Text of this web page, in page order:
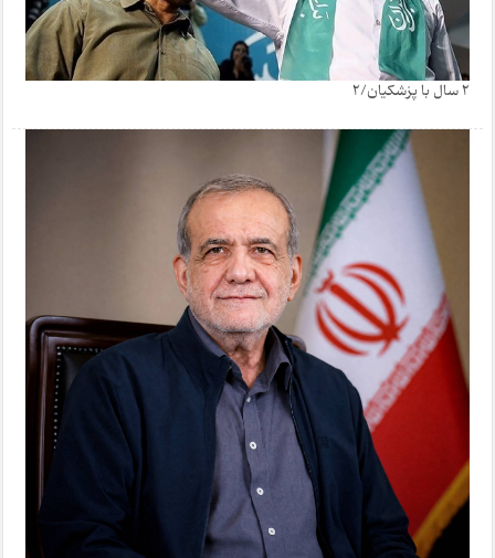
2 سال با پزشکیان/2